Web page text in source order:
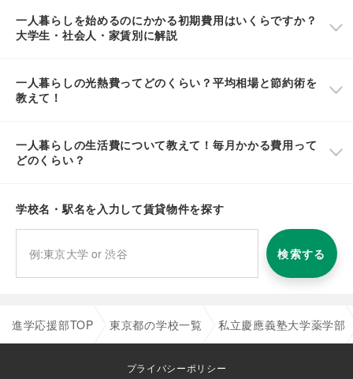
一人暮らしを始めるのにかかる初期費用はいくらですか？
大学生・社会人・家賃別に解説
一人暮らしの光熱費ってどのくらい？平均相場と節約術を
教えて！
一人暮らしの生活費について教えて！毎月かかる費用って
どのくらい？
学校名・駅名を入力して賃貸物件を探す
検索する
進学応援部TOP 東京都の学校一覧 私立慶應義塾大学薬学部
プライバシーポリシー